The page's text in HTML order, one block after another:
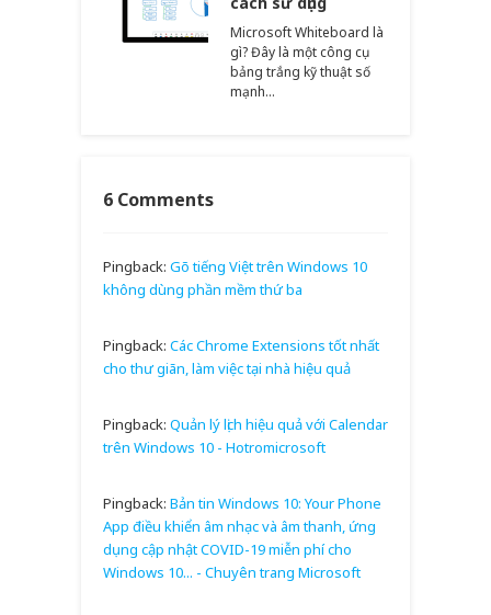
Microsoft Whiteboard là
gì? Đây là một công cụ
bảng trắng kỹ thuật số
mạnh…
6 Comments
Pingback: Gõ tiếng Việt trên Windows 10
không dùng phần mềm thứ ba
Pingback: Các Chrome Extensions tốt nhất
cho thư giãn, làm việc tại nhà hiệu quả
Pingback: Quản lý lịch hiệu quả với Calendar
trên Windows 10 - Hotromicrosoft
Pingback: Bản tin Windows 10: Your Phone
App điều khiển âm nhạc và âm thanh, ứng
dụng cập nhật COVID-19 miễn phí cho
Windows 10... - Chuyên trang Microsoft